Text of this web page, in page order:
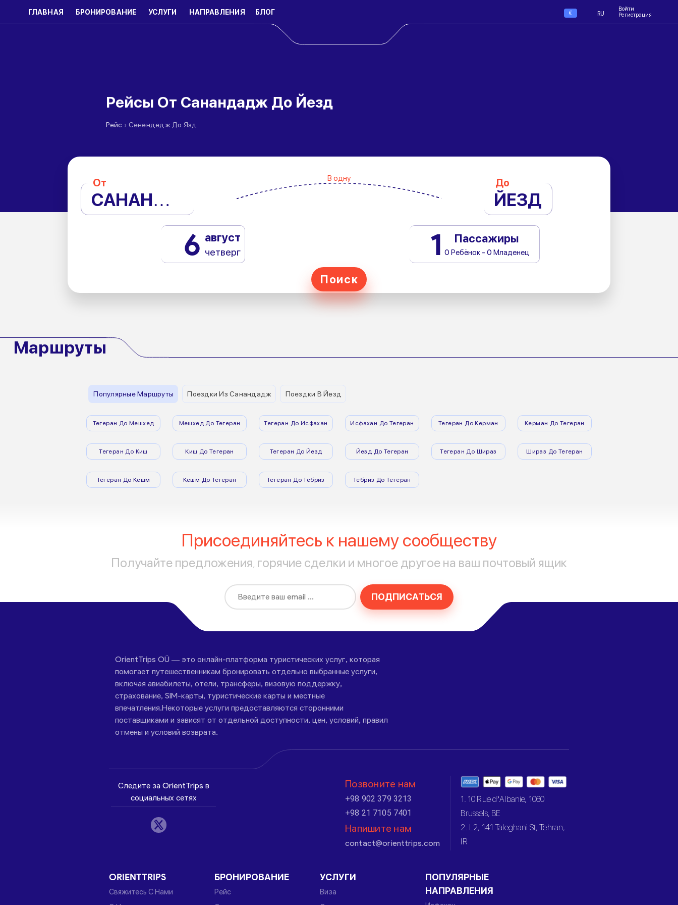
ГЛАВНАЯ БРОНИРОВАНИЕ УСЛУГИ НАПРАВЛЕНИЯ БЛОГ € RU
Войти
Регистрация
Рейсы От Санандадж До Йезд
Рейс › Сенендедж До Язд
От
САНАНДАДЖ
В одну До
ЙЕЗД
6 август
четверг 1 Пассажиры
0 Ребёнок - 0 Младенец
Поиск
Маршруты
Популярные Маршруты Поездки Из Санандадж Поездки В Йезд
Тегеран До Мешхед Мешхед До Тегеран Тегеран До Исфахан Исфахан До Тегеран Тегеран До Керман Керман До Тегеран
Тегеран До Киш Киш До Тегеран Тегеран До Йезд Йезд До Тегеран Тегеран До Шираз Шираз До Тегеран
Тегеран До Кешм Кешм До Тегеран Тегеран До Тебриз Тебриз До Тегеран
Присоединяйтесь к нашему сообществу
Получайте предложения, горячие сделки и многое другое на ваш почтовый ящик
ПОДПИСАТЬСЯ
OrientTrips OÜ — это онлайн-платформа туристических услуг, которая
помогает путешественникам бронировать отдельно выбранные услуги,
включая авиабилеты, отели, трансферы, визовую поддержку,
страхование, SIM-карты, туристические карты и местные
впечатления.Некоторые услуги предоставляются сторонними
поставщиками и зависят от отдельной доступности, цен, условий, правил
отмены и условий возврата.
Следите за OrientTrips в
социальных сетях
Позвоните нам
+98 902 379 3213
+98 21 7105 7401
Напишите нам
contact@orienttrips.com
1. 10 Rue d’Albanie, 1060
Brussels, BE
2. L2, 141 Taleghani St, Tehran,
IR
ORIENTTRIPS
Свяжитесь С Нами
БРОНИРОВАНИЕ
Рейс
УСЛУГИ
Виза
ПОПУЛЯРНЫЕ
НАПРАВЛЕНИЯ